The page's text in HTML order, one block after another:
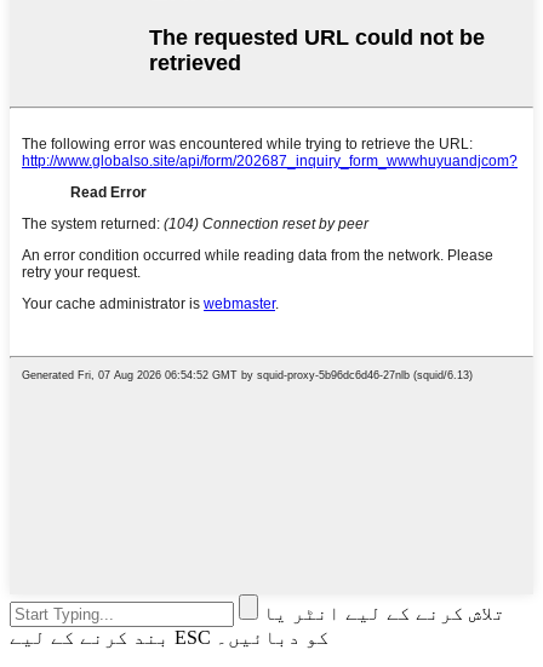
تلاش کرنے کے لیے انٹر یا
بند کرنے کے لیے ESC کو دبائیں۔